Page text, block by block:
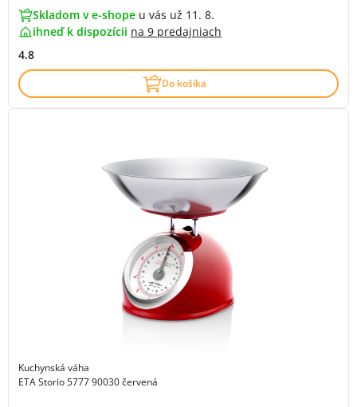
Skladom v e-shope u vás už 11. 8.
ihneď k dispozícii na 9 predajniach
4.8
Do košíka
Kuchynská váha
ETA Storio 5777 90030 červená